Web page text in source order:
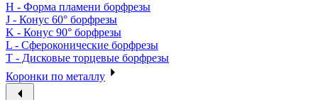
H - Форма пламени борфрезы
J - Конус 60° борфрезы
K - Конус 90° борфрезы
L - Сфероконические борфрезы
T - Дисковые торцевые борфрезы
Коронки по металлу